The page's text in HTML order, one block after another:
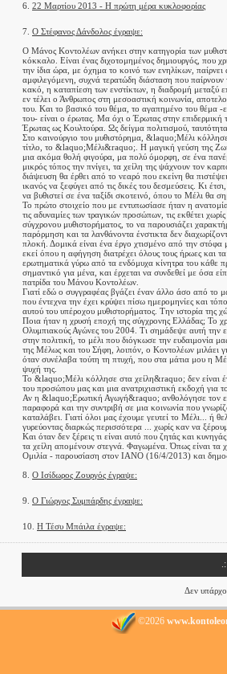
6. 22 Μαρτίου 2013 - Η πρώτη μέρα κυκλοφορίας
7. Ο Στέφανος Δάνδολος έγραψε:
Ο Μάνος Κοντολέων ανήκει στην κατηγορία των
κόκκαλο. Είναι ένας διχοτομημένος δημιουργός, που
την ίδια ώρα, με όχημα το κοινό των ενηλίκων,
αμφιλεγόμενη, συχνά τερατώδη διάσταση που
κακό, η καταπίεση των ενστίκτων, η διαδρομή μεταξύ
εν τέλει ο Άνθρωπος στη μεσοαστική κοινωνία,
του. Και το βασικό του θέμα, το αγαπημένο του θέμα -
του- είναι ο έρωτας. Μα όχι ο Έρωτας στην
Έρωτας ως Κουλτούρα. Ως δείγμα πολιτισμού,
Στο καινούργιο του μυθιστόρημα, &laquo;Μέλι
τίτλο, το &laquo;Μέλι&raquo;. Η μαγική γεύση της
μια ακόμα θολή φιγούρα, μα πολύ όμορφη, σε ένα
μικρός τόπος την πνίγει, τα χείλη της ψάχνουν τον
διάψευση θα έρθει από το νεαρό που εκείνη θα
ικανός να ξεφύγει από τις δικές του δεσμεύσεις. Κι
να βυθιστεί σε ένα ταξίδι σκοτεινό, όπου το Μέλι θα
Το πρώτο στοιχείο που με εντυπωσίασε ήταν η
τις αδυναμίες των τραγικών προσώπων, τις εκθέτει
σύγχρονου μυθιστορήματος, το να παρουσιάζει
παρόρμηση και τα λανθάνοντα ένστικτα δεν
πλοκή. Δομικά είναι ένα έργο χτισμένο από την στόφα
εκεί όπου η αφήγηση διατρέχει όλους τους ήρωες και
ερωτηματικά γύρω από τα ενδόμυχα κίνητρα του κάθε
σημαντικό για μένα, και έρχεται να συνδεθεί με όσα
πατρίδα του Μάνου Κοντολέων.
Γιατί εδώ ο συγγραφέας βγάζει έναν άλλο άσο από το
που έντεχνα την έχει κρύψει πίσω ημερομηνίες και
αυτού του υπέροχου μυθιστορήματος. Την ιστορία της
Ποια ήταν η χρυσή εποχή της σύγχρονης Ελλάδας; Το
Ολυμπιακούς Αγώνες του 2004. Τι σημάδεψε αυτή την
στην πολιτική, το μέλι που διόγκωσε την ευδαιμονία
της Μέλως και του Σήφη, λοιπόν, ο Κοντολέων μιλάει
όταν συνέλαβα τούτη τη πτυχή, που στα μάτια μου η
ψυχή της.
Το &laquo;Μέλι κόλλησε στα χείλη&raquo; δεν είναι
του προσώπου μας και μια ανατριχιαστική εκδοχή για
Αν η &laquo;Ερωτική Αγωγή&raquo; ανθολόγησε τον
παραφορά και την συντριβή σε μια κοινωνία που
καταλάβει. Γιατί όλοι μας έχουμε γευτεί το Μέλι... ή
γυρεύοντας διαρκώς περισσότερα ... χωρίς καν να
Και όταν δεν ξέρεις τι είναι αυτό που ζητάς και
τα χείλη απομένουν στεγνά. Φαγωμένα. Όπως είναι τα
Ομιλία - παρουσίαση στον ΙΑΝΟ (16/4/2013) και
8. Ο Ισίδωρος Ζουργός έγραψε:
9. Ο Γιώργος Συμπάρδης έγραψε:
10. Η Τέσυ Μπάιλα έγραψε:
Δεν
©2026